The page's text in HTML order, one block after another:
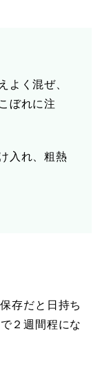
よく混ぜ、
ぼれに注
入れ、粗熱
存だと日持ち
２週間程にな